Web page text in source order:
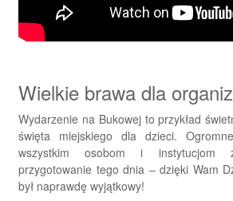
Wielkie brawa dla
Wydarzenie na Bukowej to przykład
święta miejskiego dla dzieci.
wszystkim osobom i instytucjom
przygotowanie tego dnia – dzięki Wam
był naprawdę wyjątkowy!